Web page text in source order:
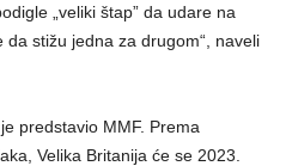
„veliki štap” da udare na
stižu jedna za drugom“, naveli
predstavio MMF. Prema
Velika Britanija će se 2023.